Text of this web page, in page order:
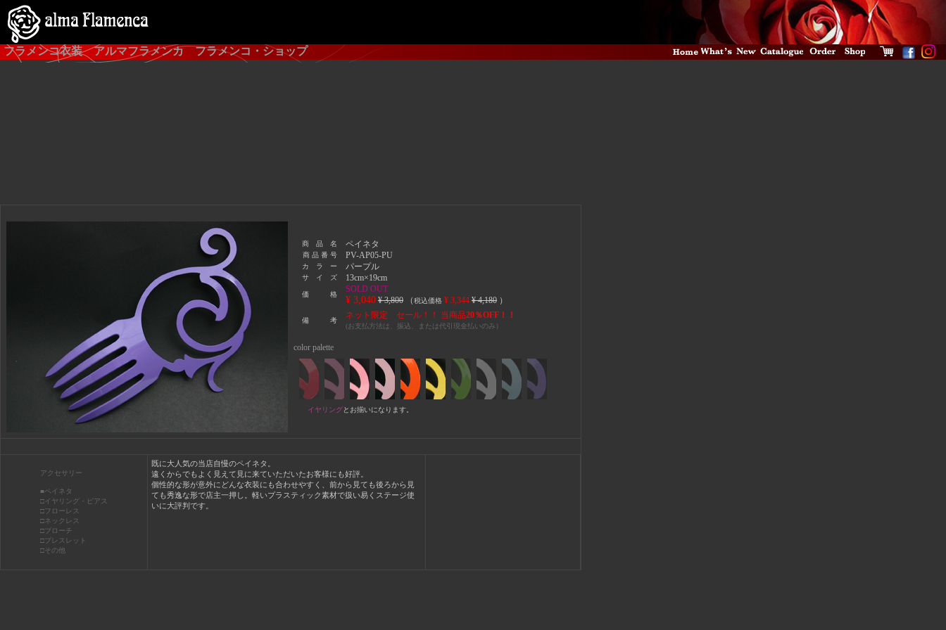
フラメンコ衣装 アルマフラメンカ フラメンコ・ショップ
商 品 名 ペイネタ
商 品 番 号 PV-AP05-PU
カ ラ ー パープル
サ イ ズ 13cm×19cm
価 格
SOLD OUT
¥ 3,040 ¥ 3,800 （税込価格 ¥ 3,344 ¥ 4,180 ）
備 考
ネット限定 セール！！ 当商品20％OFF！！
(お支払方法は、振込、または代引現金払いのみ）
color palette
イヤリングとお揃いになります。
アクセサリー
■ペイネタ
□イヤリング・ピアス
□フローレス
□ネックレス
□ブローチ
□ブレスレット
□その他
既に大人気の当店自慢のペイネタ。
遠くからでもよく見えて見に来ていただいたお客様にも好評。
個性的な形が意外にどんな衣装にも合わせやすく、前から見ても後ろから見
ても秀逸な形で店主一押し。軽いプラスティック素材で扱い易くステージ使
いに大評判です。